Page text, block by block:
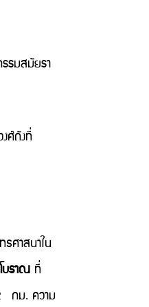
รมสมัยรา
ศ์ถังที่
ศาสนาใน
บราณ ที่
กม. ความ